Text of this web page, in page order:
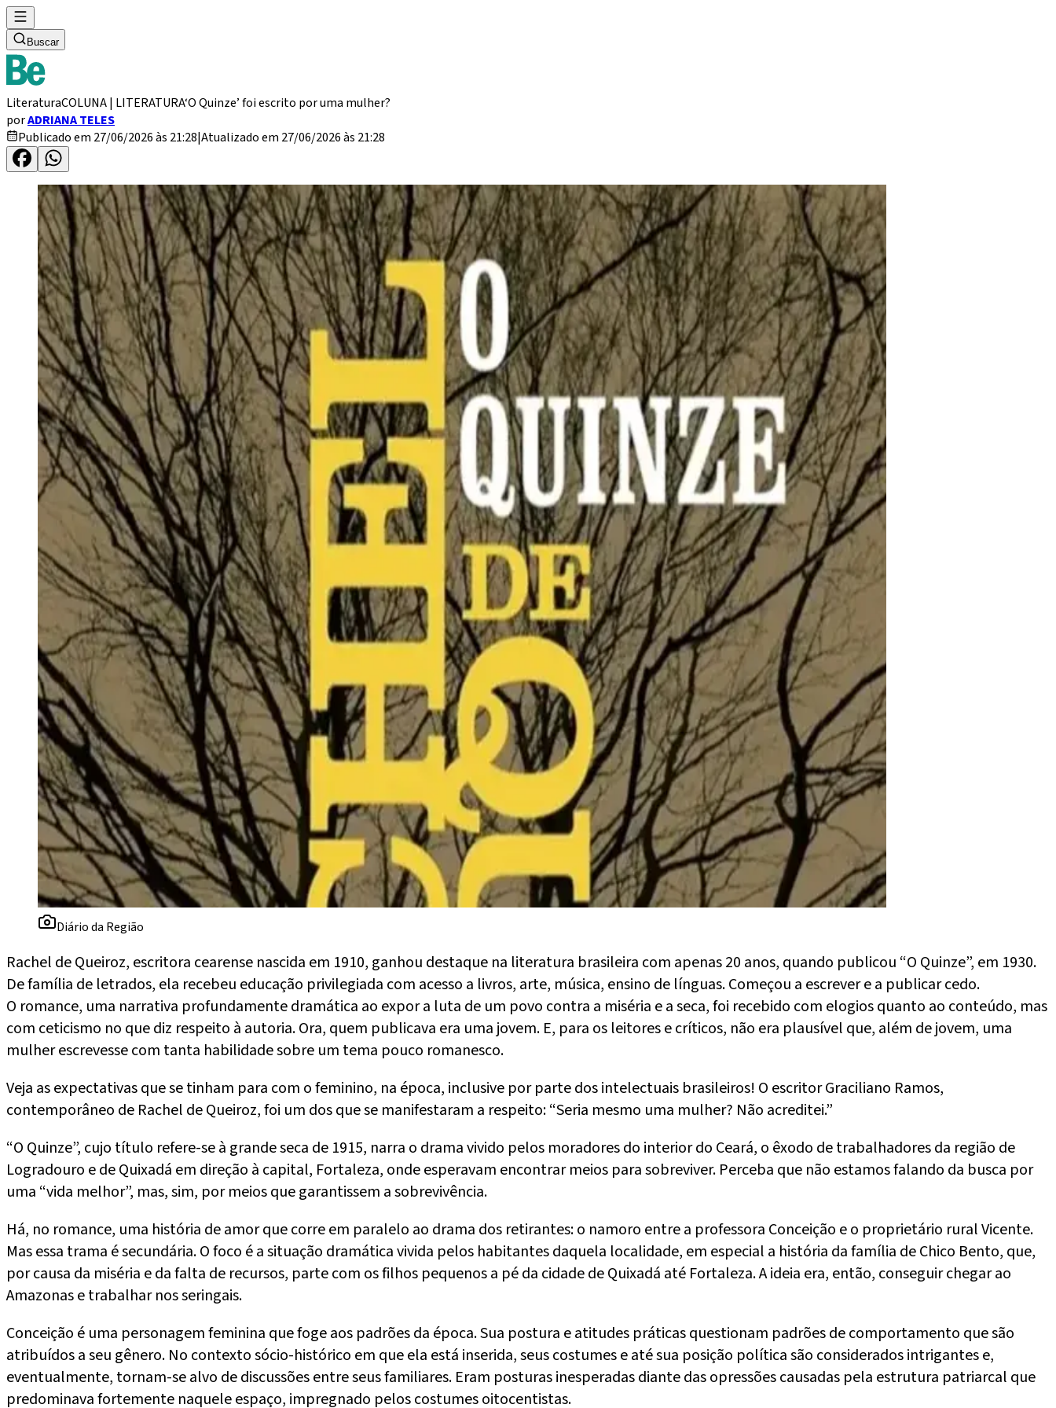
Buscar
LiteraturaCOLUNA | LITERATURA‘O Quinze’ foi escrito por uma mulher?
porADRIANA TELES
Publicado em 27/06/2026 às 21:28|Atualizado em 27/06/2026 às 21:28
Diário da Região
Rachel de Queiroz, escritora cearense nascida em 1910, ganhou destaque na literatura brasileira com apenas 20 anos, quando publicou “O Quinze”, em 1930.
De família de letrados, ela recebeu educação privilegiada com acesso a livros, arte, música, ensino de línguas. Começou a escrever e a publicar cedo.
O romance, uma narrativa profundamente dramática ao expor a luta de um povo contra a miséria e a seca, foi recebido com elogios quanto ao conteúdo, mas
com ceticismo no que diz respeito à autoria. Ora, quem publicava era uma jovem. E, para os leitores e críticos, não era plausível que, além de jovem, uma
mulher escrevesse com tanta habilidade sobre um tema pouco romanesco.
Veja as expectativas que se tinham para com o feminino, na época, inclusive por parte dos intelectuais brasileiros! O escritor Graciliano Ramos,
contemporâneo de Rachel de Queiroz, foi um dos que se manifestaram a respeito: “Seria mesmo uma mulher? Não acreditei.”
“O Quinze”, cujo título refere-se à grande seca de 1915, narra o drama vivido pelos moradores do interior do Ceará, o êxodo de trabalhadores da região de
Logradouro e de Quixadá em direção à capital, Fortaleza, onde esperavam encontrar meios para sobreviver. Perceba que não estamos falando da busca por
uma “vida melhor”, mas, sim, por meios que garantissem a sobrevivência.
Há, no romance, uma história de amor que corre em paralelo ao drama dos retirantes: o namoro entre a professora Conceição e o proprietário rural Vicente.
Mas essa trama é secundária. O foco é a situação dramática vivida pelos habitantes daquela localidade, em especial a história da família de Chico Bento, que,
por causa da miséria e da falta de recursos, parte com os filhos pequenos a pé da cidade de Quixadá até Fortaleza. A ideia era, então, conseguir chegar ao
Amazonas e trabalhar nos seringais.
Conceição é uma personagem feminina que foge aos padrões da época. Sua postura e atitudes práticas questionam padrões de comportamento que são
atribuídos a seu gênero. No contexto sócio-histórico em que ela está inserida, seus costumes e até sua posição política são considerados intrigantes e,
eventualmente, tornam-se alvo de discussões entre seus familiares. Eram posturas inesperadas diante das opressões causadas pela estrutura patriarcal que
predominava fortemente naquele espaço, impregnado pelos costumes oitocentistas.